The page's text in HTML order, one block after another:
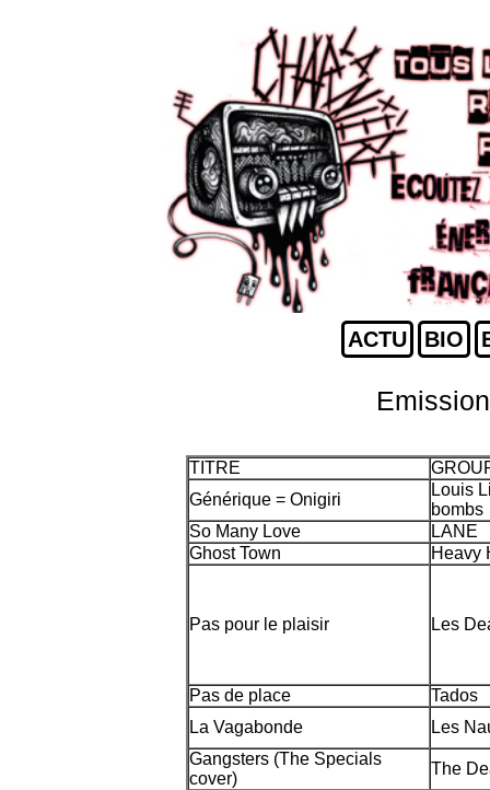
ACTU BIO
TITRE
Générique = Onigiri
Louis
bombs
So Many Love
LANE
Ghost Town
Heavy
Pas pour le plaisir Les
Pas de place
Tados
La Vagabonde
Les
Gangsters (The Specials
cover)
The